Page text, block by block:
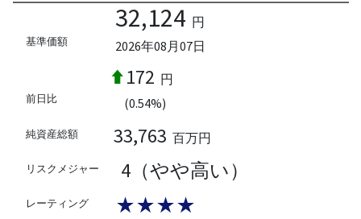
基準価額
32,124 円
2026年08月07日
前日比
172 円
(0.54%)
純資産総額 33,763 百万円
リスクメジャー 4（やや高い）
レーティング ★★★★